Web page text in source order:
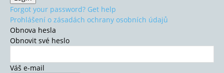
Forgot your password? Get help
Prohlášení o zásadách ochrany osobních údajů
Obnova hesla
Obnovit své heslo
Váš e-mail